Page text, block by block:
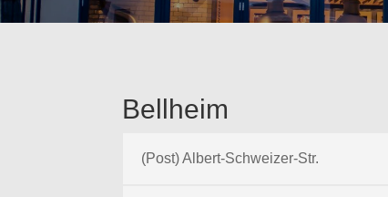
Bellheim
(Post) Albert-Schweizer-Str.